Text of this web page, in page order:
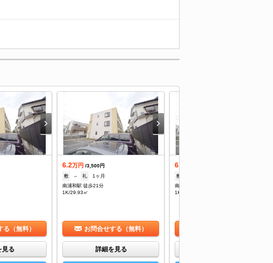
る（無料）
見る
6.2万円 /3,500円
敷
-- 礼
1ヶ月
南浦和駅 徒歩21分
1K/29.93㎡
お問合せする（無料）
詳細を見る
6.2
敷
南浦和駅 徒歩21分
1K/29.93㎡